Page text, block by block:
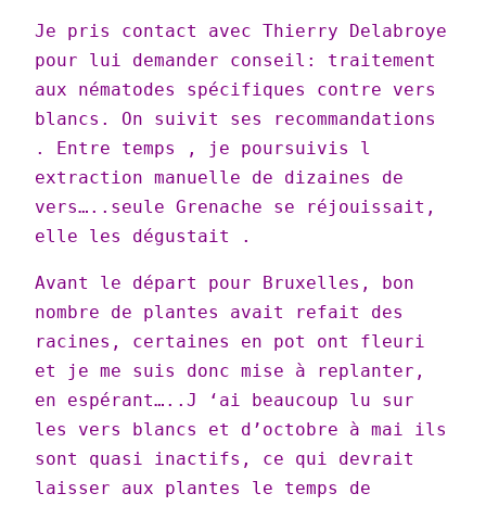
Je pris contact avec Thierry Delabroye
pour lui demander conseil: traitement
aux nématodes spécifiques contre vers
blancs. On suivit ses recommandations
. Entre temps , je poursuivis l
extraction manuelle de dizaines de
vers…..seule Grenache se réjouissait,
elle les dégustait .
Avant le départ pour Bruxelles, bon
nombre de plantes avait refait des
racines, certaines en pot ont fleuri
et je me suis donc mise à replanter,
en espérant…..J ‘ai beaucoup lu sur
les vers blancs et d’octobre à mai ils
sont quasi inactifs, ce qui devrait
laisser aux plantes le temps de